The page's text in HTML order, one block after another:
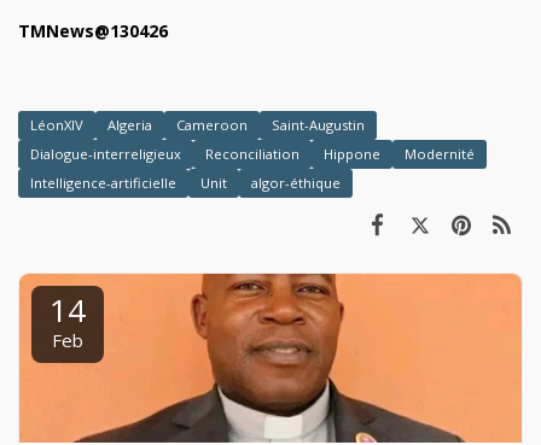
TMNews@130426
LéonXIV Algeria Cameroon
Saint-Augustin
Dialogue-interreligieux
Reconciliation Hippone
Modernité
Intelligence-artificielle
Unit algor-éthique
14
Feb